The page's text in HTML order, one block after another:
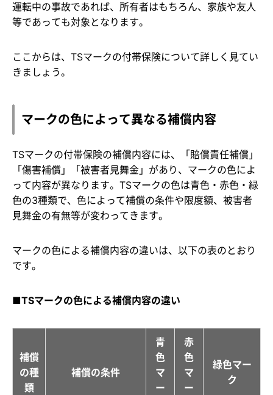
運転中の事故であれば、所有者はもちろん、家族や友人
等であっても対象となります。
ここからは、TSマークの付帯保険について詳しく見てい
きましょう。
マークの色によって異なる補償内容
TSマークの付帯保険の補償内容には、「賠償責任補償」
「傷害補償」「被害者見舞金」があり、マークの色によ
って内容が異なります。TSマークの色は青色・赤色・緑
色の3種類で、色によって補償の条件や限度額、被害者
見舞金の有無等が変わってきます。
マークの色による補償内容の違いは、以下の表のとおり
です。
■TSマークの色による補償内容の違い
補償
の種
類
補償の条件
青
色
マ
ー
赤
色
マ
ー
緑色マー
ク